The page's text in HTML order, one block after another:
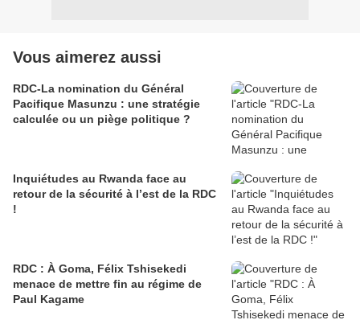
Vous aimerez aussi
RDC-La nomination du Général
Pacifique Masunzu : une stratégie
calculée ou un piège politique ?
Inquiétudes au Rwanda face au
retour de la sécurité à l’est de la RDC
!
RDC : À Goma, Félix Tshisekedi
menace de mettre fin au régime de
Paul Kagame